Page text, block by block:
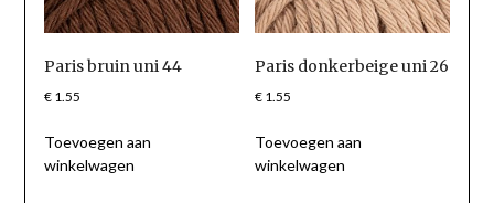
Paris bruin uni 44
€1.55
Toevoegen aan
winkelwagen
Paris donkerbeige uni 26
€ 1.55
Toevoegen aan
winkelwagen